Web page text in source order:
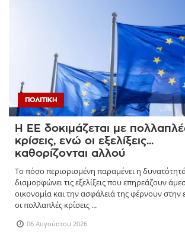
ΠΟΛΙΤΙΚΉ
Η ΕΕ δοκιμάζεται με πολλαπλές
κρίσεις, ενώ οι εξελίξεις...
καθορίζονται αλλού
Το πόσο περιορισμένη παραμένει η δυνατότητά
διαμορφώνει τις εξελίξεις που επηρεάζουν
οικονομία και την ασφάλειά της φέρνουν στην
οι πολλαπλές κρίσεις ...